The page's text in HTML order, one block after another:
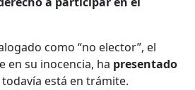
como “no elector”, el
en su inocencia, ha presentado
está en trámite.